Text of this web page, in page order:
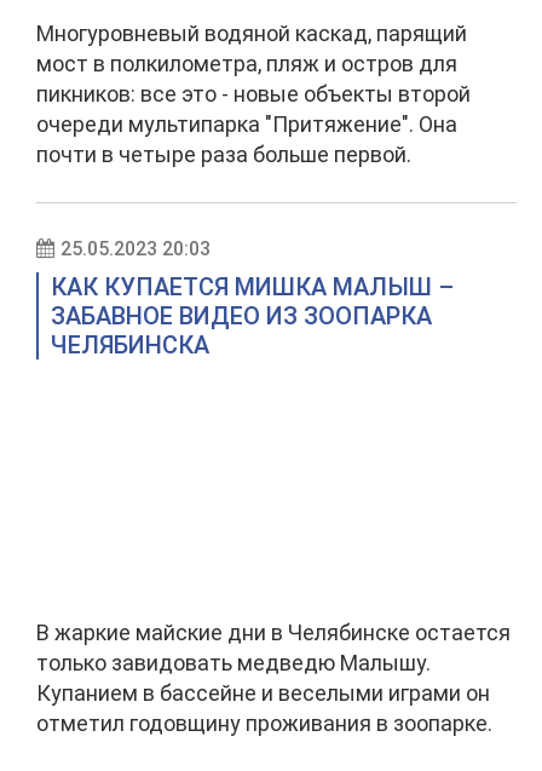
Многуровневый водяной каскад, парящий
мост в полкилометра, пляж и остров для
пикников: все это - новые объекты второй
очереди мультипарка "Притяжение". Она
почти в четыре раза больше первой.
25.05.2023 20:03
КАК КУПАЕТСЯ МИШКА МАЛЫШ –
ЗАБАВНОЕ ВИДЕО ИЗ ЗООПАРКА
ЧЕЛЯБИНСКА
В жаркие майские дни в Челябинске остается
только завидовать медведю Малышу.
Купанием в бассейне и веселыми играми он
отметил годовщину проживания в зоопарке.